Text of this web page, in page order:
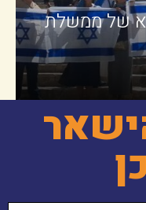
של ממשלת